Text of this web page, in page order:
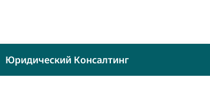
Юридический Консалтинг